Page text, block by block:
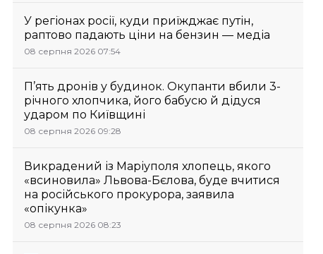
У регіонах росії, куди приїжджає путін,
раптово падають ціни на бензин — медіа
08 серпня 2026 07:54
П’ять дронів у будинок. Окупанти вбили 3-
річного хлопчика, його бабусю й дідуся
ударом по Київщині
08 серпня 2026 09:28
Викрадений із Маріуполя хлопець, якого
«всиновила» Львова-Бєлова, буде вчитися
на російського прокурора, заявила
«опікунка»
08 серпня 2026 08:23